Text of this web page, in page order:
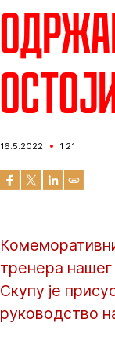
16.5.2022 1:21
тренера нашег
Скупу је
руководство